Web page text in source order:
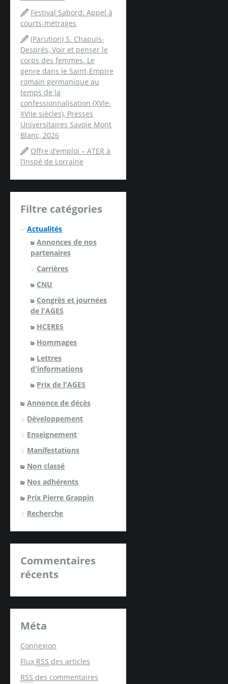
Festival Sabord: Appel à
courts-métrages
(Parution) S. Chapuis-
Després, Voir et penser le
corps des femmes. Le
genre dans le Saint-Empire
romain germanique au
temps de la
confessionnalisation (XVIe-
XVIIe siècles), Presses
Universitaires Savoie Mont
Blanc, 2026
Offre d’emploi – ATER à
l’Inspé de Lorraine
Filtre catégories
Actualités
Annonces de nos
partenaires
Carrières
CNU
Congrès et journées
de l'AGES
HCERES
Hommages
Lettres
d'informations
Prix de l'AGES
Annonce de décès
Développement
Enseignement
Manifestations
Non classé
Nos adhérents
Prix Pierre Grappin
Recherche
Commentaires
récents
Méta
Connexion
Flux RSS des articles
RSS des commentaires